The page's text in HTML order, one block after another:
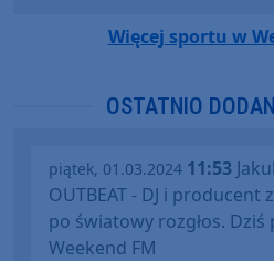
Więcej sportu w
OSTATNIO
piątek, 01.03.2024 11:53
OUTBEAT - DJ i producent
po światowy rozgłos. Dziś
Weekend FM